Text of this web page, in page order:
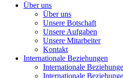
Über uns
Über uns
Unsere Botschaft
Unsere Aufgaben
Unsere Mitarbeiter
Kontakt
Internationale Beziehungen
Internationale
Internationale